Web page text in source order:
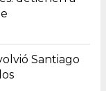
Santiago